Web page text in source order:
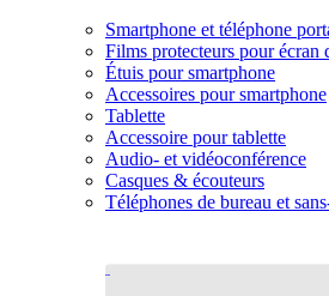
Smartphone et téléphone
Films protecteurs pour écran
Étuis pour smartphone
Accessoires pour smartphone
Tablette
Accessoire pour tablette
Audio- et vidéoconférence
Casques & écouteurs
Téléphones de bureau et